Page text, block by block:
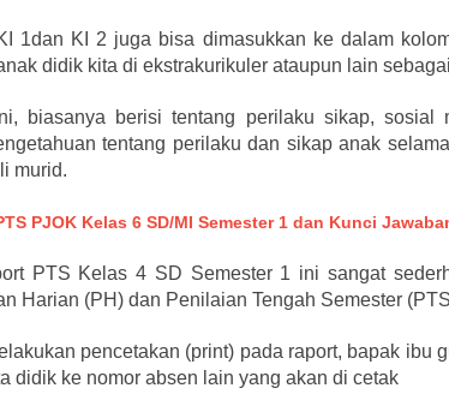
1dan KI 2 juga bisa dimasukkan ke dalam
didik kita di ekstrakurikuler ataupun lain
biasanya berisi tentang perilaku sikap, sosial
tentang perilaku dan sikap anak
murid.
PJOK Kelas 6 SD/MI Semester 1 dan Kunci
PTS Kelas 4 SD Semester 1 ini sangat
Harian (PH) dan Penilaian Tengah Semester
pencetakan (print) pada raport, bapak ibu
didik ke nomor absen lain yang akan di cetak